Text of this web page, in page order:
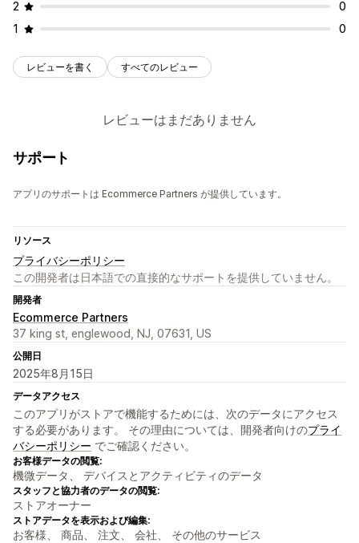
2
0
1
0
レビューを書く すべてのレビュー
レビューはまだありません
サポート
アプリのサポートは Ecommerce Partners が提供しています。
リソース
プライバシーポリシー
この開発者は日本語での直接的なサポートを提供していません。
開発者
Ecommerce Partners
37 king st, englewood, NJ, 07631, US
公開日
2025年8月15日
データアクセス
このアプリがストアで機能するためには、次のデータにアクセス
する必要があります。 その理由については、開発者向けのプライ
バシーポリシー でご確認ください。
お客様データの閲覧:
機微データ、 デバイスとアクティビティのデータ
スタッフと協力者のデータの閲覧:
ストアオーナー
ストアデータを表示および編集:
お客様、 商品、 注文、 会社、 その他のサービス